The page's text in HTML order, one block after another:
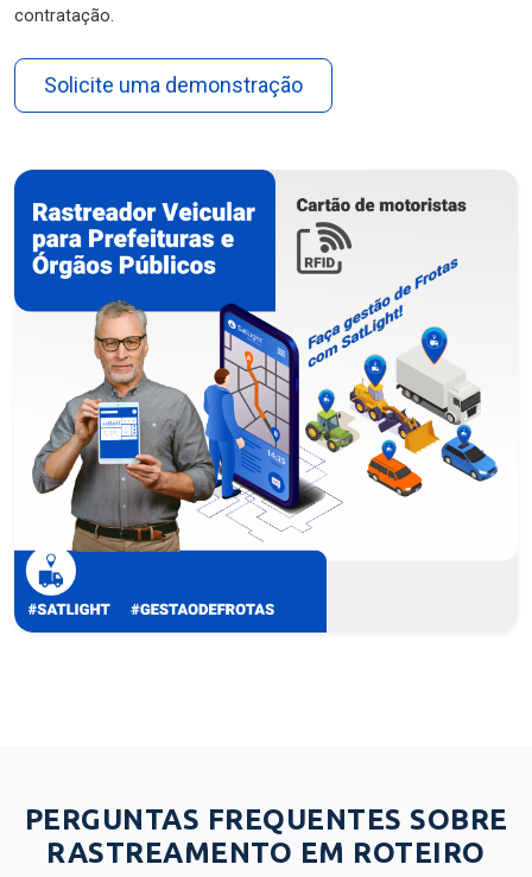
contratação.
Solicite uma demonstração
PERGUNTAS FREQUENTES SOBRE
RASTREAMENTO EM ROTEIRO